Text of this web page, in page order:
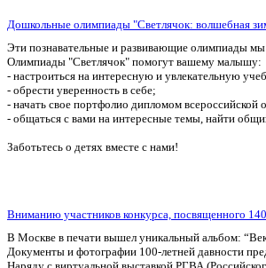
Дошкольные олимпиады "Светлячок: волшебная
Эти познавательные и развивающие олимпиады мы
Олимпиады "Светлячок" помогут вашему малышу:
- настроиться на интересную и увлекательную
- обрести уверенность в себе;
- начать свое портфолио дипломом всероссийской
- общаться с вами на интересные темы, найти
Заботьтесь о детях вместе с нами!
Вниманию участников конкурса, посвященного
В Москве в печати вышел уникальный альбом:
Документы и фотографии 100-летней давности